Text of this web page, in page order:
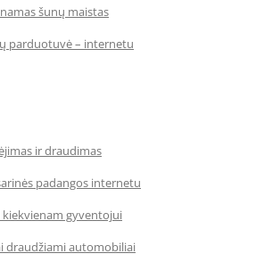
šunų maistas
parduotuvė – internetu
ir draudimas
padangos internetu
gyventojui
draudžiami automobiliai